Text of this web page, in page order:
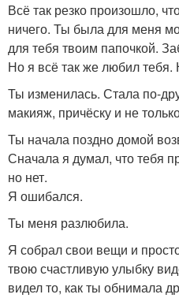
Всё так резко произошло,
ничего. Ты была для меня
для тебя твоим папочкой.
Но я всё так же любил тебя.
Ты изменилась. Стала по-
макияж, причёску и не
Ты начала поздно домой
Сначала я думал, что тебя
но нет.
Я ошибался.
Ты меня разлюбила.
Я собрал свои вещи и
твою счастливую улыбку
видел то, как ты обнимала